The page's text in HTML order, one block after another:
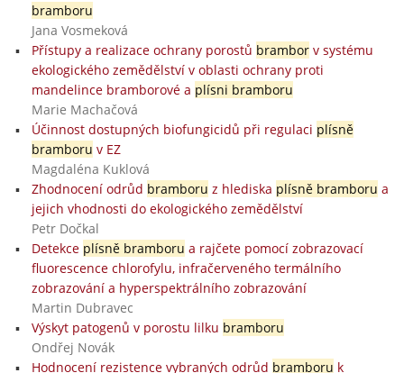
bramboru
Jana Vosmeková
Přístupy a realizace ochrany porostů bramborv systému
ekologického zemědělství v oblasti ochrany proti
mandelince bramborové a plísni bramboru
Marie Machačová
Účinnost dostupných biofungicidů při regulaci plísně
bramboru v EZ
Magdaléna Kuklová
Zhodnocení odrůd bramboru z hlediska plísně bramboru a
jejich vhodnosti do ekologického zemědělství
Petr Dočkal
Detekce plísně bramboru a rajčete pomocí zobrazovací
fluorescence chlorofylu, infračerveného termálního
zobrazování a hyperspektrálního zobrazování
Martin Dubravec
Výskyt patogenů v porostu lilku bramboru
Ondřej Novák
Hodnocení rezistence vybraných odrůd bramboru k